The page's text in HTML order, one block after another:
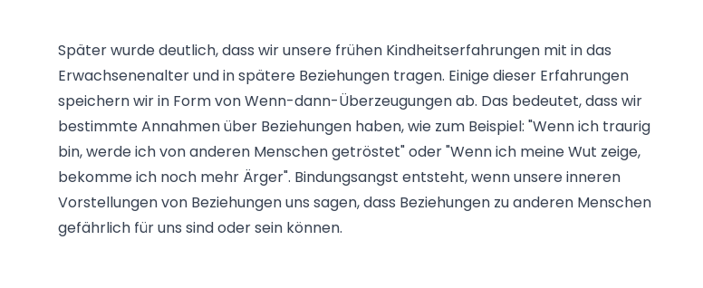
Später wurde deutlich, dass wir unsere frühen Kindheitserfahrungen mit in das
Erwachsenenalter und in spätere Beziehungen tragen. Einige dieser Erfahrungen
speichern wir in Form von Wenn-dann-Überzeugungen ab. Das bedeutet, dass wir
bestimmte Annahmen über Beziehungen haben, wie zum Beispiel: "Wenn ich traurig
bin, werde ich von anderen Menschen getröstet" oder "Wenn ich meine Wut zeige,
bekomme ich noch mehr Ärger". Bindungsangst entsteht, wenn unsere inneren
Vorstellungen von Beziehungen uns sagen, dass Beziehungen zu anderen Menschen
gefährlich für uns sind oder sein können.